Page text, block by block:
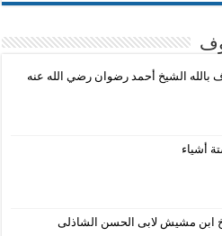
بالله الشيخ أحمد رضوان رضي الله عنه
أشياء
ابن مشيش لابى الحسن الشاذلى